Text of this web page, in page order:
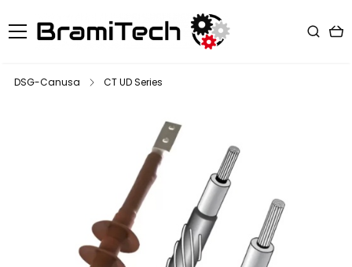
DSG-Canusa CT UD Series